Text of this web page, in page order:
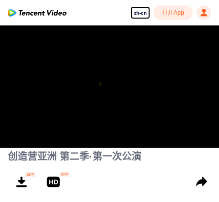
zh-cn 打开App
创造营亚洲 第二季·第一次公演